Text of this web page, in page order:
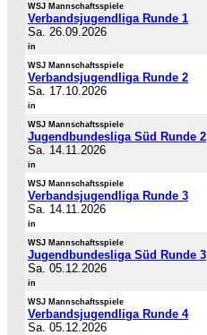
WSJ Mannschaftsspiele
Verbandsjugendliga Runde 1
Sa. 26.09.2026
in
WSJ Mannschaftsspiele
Verbandsjugendliga Runde 2
Sa. 17.10.2026
in
WSJ Mannschaftsspiele
Jugendbundesliga Süd Runde 2
Sa. 14.11.2026
in
WSJ Mannschaftsspiele
Verbandsjugendliga Runde 3
Sa. 14.11.2026
in
WSJ Mannschaftsspiele
Jugendbundesliga Süd Runde 3
Sa. 05.12.2026
in
WSJ Mannschaftsspiele
Verbandsjugendliga Runde 4
Sa. 05.12.2026